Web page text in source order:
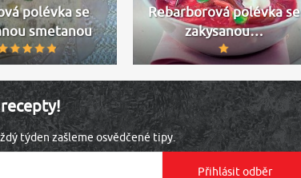
polévka se
smetanou
Rebarborová polévka se
zakysanou…
týden zašleme osvědčené tipy.